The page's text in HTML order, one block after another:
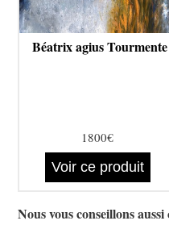
Béatrix agius Tourmente
1800€
Voir ce produit
Nous vous conseillons